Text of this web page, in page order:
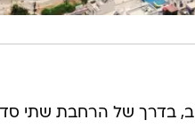
בדרך של הרחבת שתי